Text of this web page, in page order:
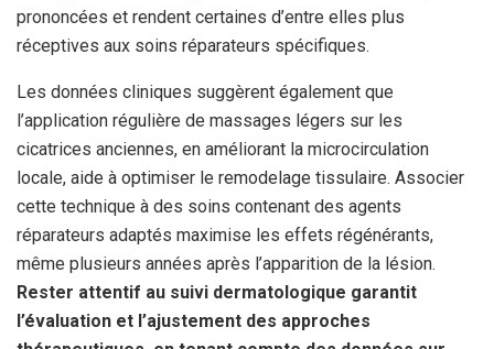
prononcées et rendent certaines d’entre elles plus
réceptives aux soins réparateurs spécifiques.
Les données cliniques suggèrent également que
l’application régulière de massages légers sur les
cicatrices anciennes, en améliorant la microcirculation
locale, aide à optimiser le remodelage tissulaire. Associer
cette technique à des soins contenant des agents
réparateurs adaptés maximise les effets régénérants,
même plusieurs années après l’apparition de la lésion.
Rester attentif au suivi dermatologique garantit
l’évaluation et l’ajustement des approches